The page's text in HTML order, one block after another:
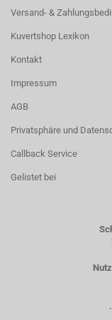
Versand- &
Kuvertshop Lexikon
Kontakt
Impressum
AGB
Privatsphäre und
Callback Service
Gelistet bei